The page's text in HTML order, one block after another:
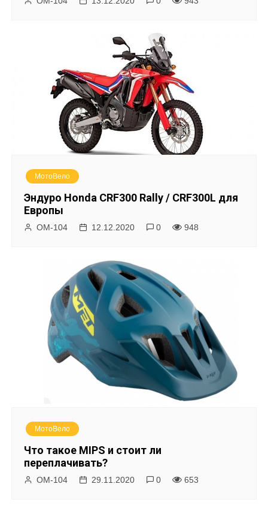
МотоВело
Эндуро Honda CRF300 Rally / CRF300L для
Европы
ОМ-104 12.12.2020 0 948
МотоВело
Что такое MIPS и стоит ли
переплачивать?
ОМ-104 29.11.2020 0 653